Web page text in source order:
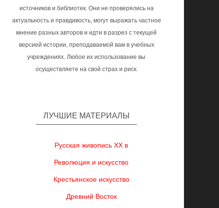
источников и библиотек. Они не проверялись на
актуальность и правдивость, могут выражать частное
мнение разных авторов и идти в разрез с текущей
версией истории, преподаваемой вам в учебных
учреждениях. Любое их использование вы
осуществляете на свой страх и риск.
ЛУЧШИЕ МАТЕРИАЛЫ
Русская живопись XX в
Революция и искусство
Крестьянское искусство
Древний Восток